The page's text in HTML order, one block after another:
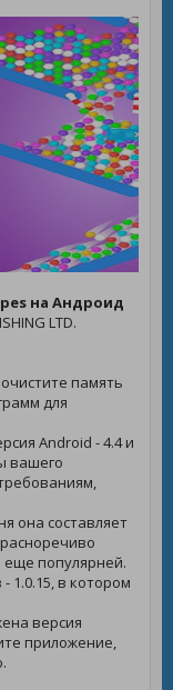
на Андроид
LTD.
память
для
Android - 4.4 и
вашего
она составляет
еще популярней.
1.0.15, в котором
версия
приложение,